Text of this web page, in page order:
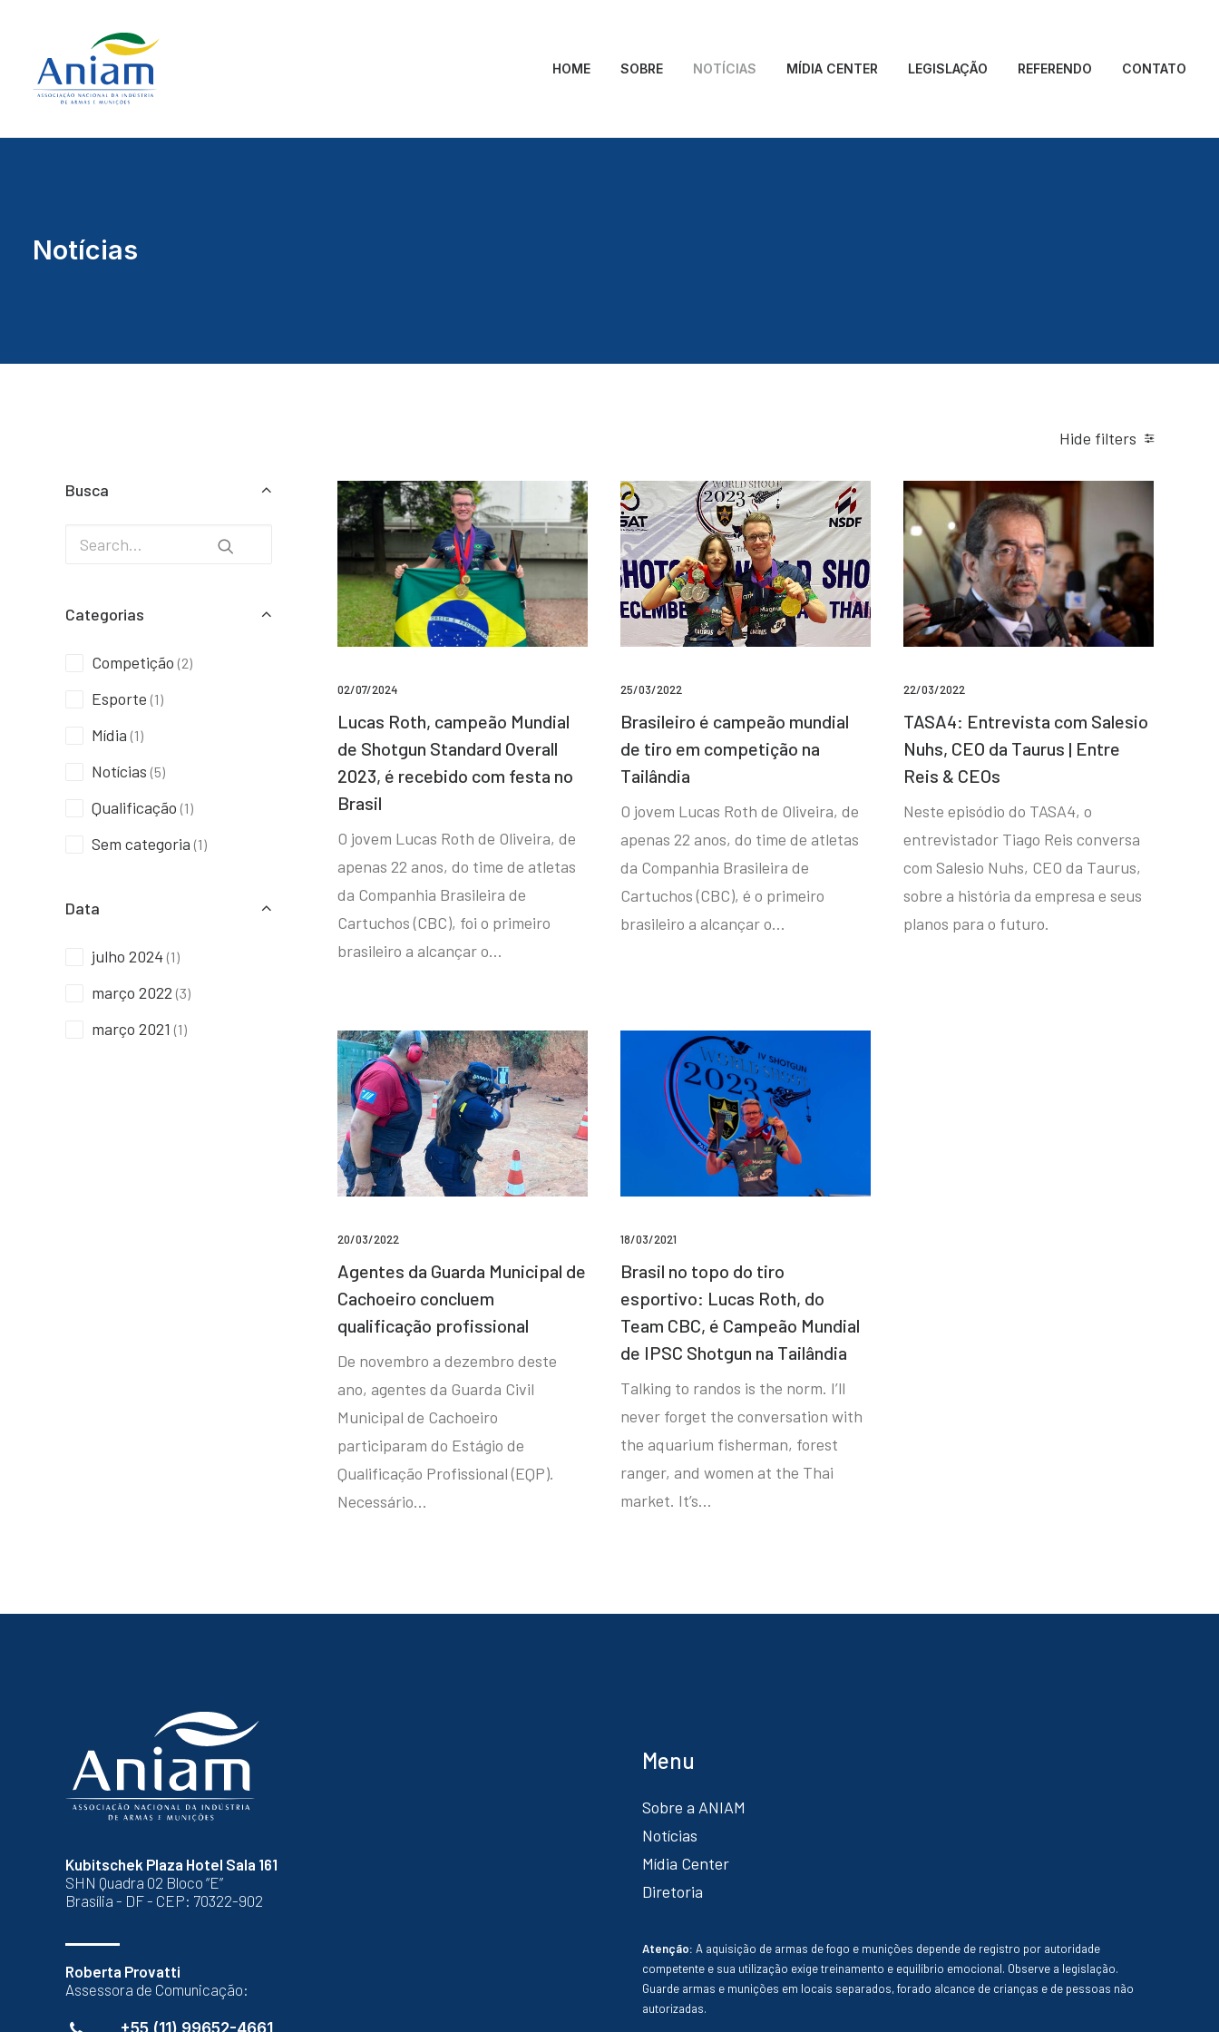
HOME SOBRE NOTÍCIAS MÍDIA CENTER LEGISLAÇÃO REFERENDO CONTATO
Notícias
Hide filters
Busca
Categorias
Competição (2)
Esporte (1)
Mídia (1)
Notícias (5)
Qualificação (1)
Sem categoria (1)
Data
julho 2024 (1)
março 2022 (3)
março 2021 (1)
02/07/2024
Lucas Roth, campeão Mundial
de Shotgun Standard Overall
2023, é recebido com festa no
Brasil
O jovem Lucas Roth de Oliveira, de
apenas 22 anos, do time de atletas
da Companhia Brasileira de
Cartuchos (CBC), foi o primeiro
brasileiro a alcançar o…
25/03/2022
Brasileiro é campeão mundial
de tiro em competição na
Tailândia
O jovem Lucas Roth de Oliveira, de
apenas 22 anos, do time de atletas
da Companhia Brasileira de
Cartuchos (CBC), é o primeiro
brasileiro a alcançar o…
22/03/2022
TASA4: Entrevista com Salesio
Nuhs, CEO da Taurus | Entre
Reis & CEOs
Neste episódio do TASA4, o
entrevistador Tiago Reis conversa
com Salesio Nuhs, CEO da Taurus,
sobre a história da empresa e seus
planos para o futuro.
20/03/2022
Agentes da Guarda Municipal de
Cachoeiro concluem
qualificação profissional
De novembro a dezembro deste
ano, agentes da Guarda Civil
Municipal de Cachoeiro
participaram do Estágio de
Qualificação Profissional (EQP).
Necessário…
18/03/2021
Brasil no topo do tiro
esportivo: Lucas Roth, do
Team CBC, é Campeão Mundial
de IPSC Shotgun na Tailândia
Talking to randos is the norm. I’ll
never forget the conversation with
the aquarium fisherman, forest
ranger, and women at the Thai
market. It’s…
Kubitschek Plaza Hotel Sala 161
SHN Quadra 02 Bloco “E”
Brasília - DF - CEP: 70322-902
Roberta Provatti
Assessora de Comunicação:
+55 (11) 99652-4661
Menu
Sobre a ANIAM
Notícias
Mídia Center
Diretoria
Atenção: A aquisição de armas de fogo e munições depende de registro por autoridade
competente e sua utilização exige treinamento e equilíbrio emocional. Observe a legislação.
Guarde armas e munições em locais separados, forado alcance de crianças e de pessoas não
autorizadas.